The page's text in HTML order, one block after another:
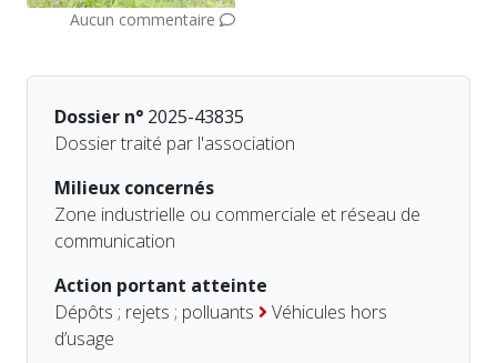
Aucun commentaire
Dossier n° 2025-43835
Dossier traité par l'association
Milieux concernés
Zone industrielle ou commerciale et réseau de
communication
Action portant atteinte
Dépôts ; rejets ; polluants
Véhicules hors
d’usage